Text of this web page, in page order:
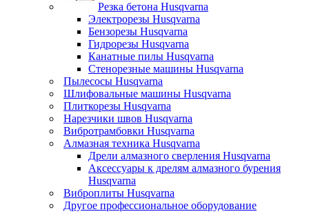
Резка бетона Husqvarna
Электрорезы Husqvarna
Бензорезы Husqvarna
Гидрорезы Husqvarna
Канатные пилы Husqvarna
Стенорезные машины Husqvarna
Пылесосы Husqvarna
Шлифовальные машины Husqvarna
Плиткорезы Husqvarna
Нарезчики швов Husqvarna
Вибротрамбовки Husqvarna
Алмазная техника Husqvarna
Дрели алмазного сверления Husqvarna
Аксессуары к дрелям алмазного бурения
Husqvarna
Виброплиты Husqvarna
Другое профессиональное оборудование